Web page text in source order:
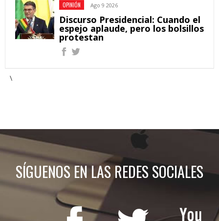
OPINIÓN Ago 9 2026
Discurso Presidencial: Cuando el
espejo aplaude, pero los bolsillos
protestan
\
SÍGUENOS EN LAS REDES SOCIALES